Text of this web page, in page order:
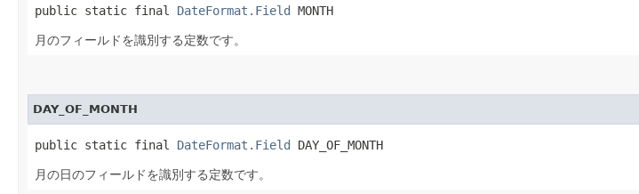
public static final DateFormat.Field MONTH
月のフィールドを識別する定数です。
DAY_OF_MONTH
public static final DateFormat.Field DAY_OF_MONTH
月の日のフィールドを識別する定数です。